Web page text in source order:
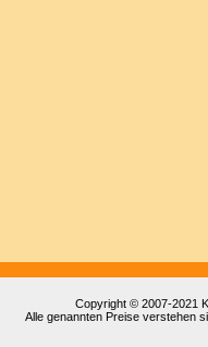
Copyright © 2007-2021
Alle genannten Preise verstehen